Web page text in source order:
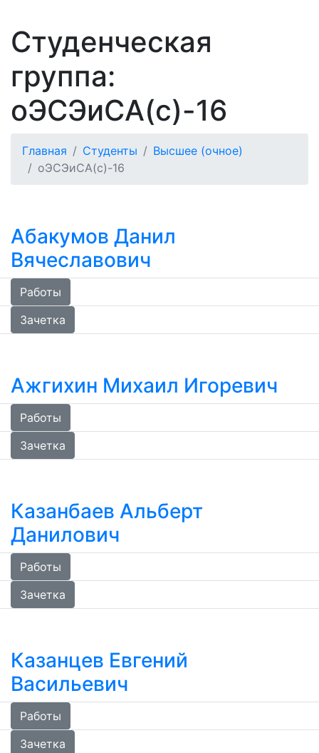
Студенческая
группа:
оЭСЭиСА(с)-16
Главная Студенты
Высшее (очное)
оЭСЭиСА(с)-16
Абакумов Данил
Вячеславович
Работы
Зачетка
Ажгихин Михаил Игоревич
Работы
Зачетка
Казанбаев Альберт
Данилович
Работы
Зачетка
Казанцев Евгений
Васильевич
Работы
Зачетка